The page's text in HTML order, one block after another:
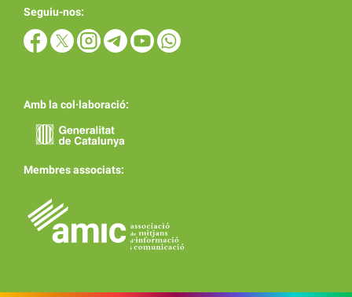
Seguiu-nos:
Amb la col·laboració:
Membres associats: